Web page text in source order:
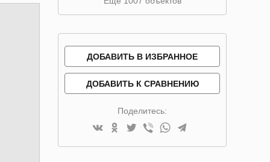
ДОБАВИТЬ В ИЗБРАННОЕ
ДОБАВИТЬ К СРАВНЕНИЮ
Поделитесь: